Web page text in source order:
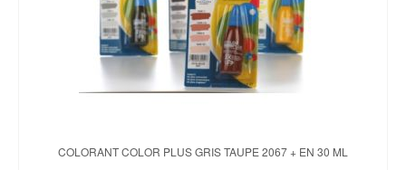
COLORANT COLOR PLUS GRIS TAUPE 2067 + EN 30 ML